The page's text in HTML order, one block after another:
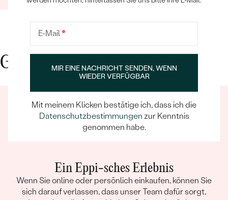
Gute Gründe für Eppi
Ein Eppi-sches Erlebnis
Wenn Sie online oder persönlich einkaufen, können Sie
sich darauf verlassen, dass unser Team dafür sorgt,
E-Mail*
MIR EINE NACHRICHT SENDEN, WENN
WIEDER VERFÜGBAR
Mit meinem Klicken bestätige ich, dass ich die
Datenschutzbestimmungen zur Kenntnis
genommen habe.